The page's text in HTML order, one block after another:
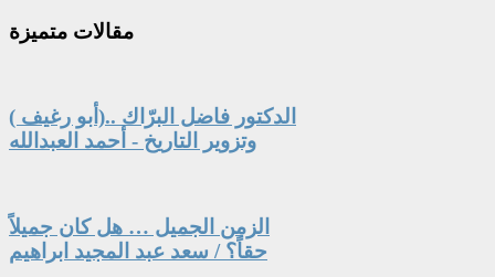
مقالات متميزة
الدكتور فاضل البرّاك ..(أبو رغيف )
وتزوير التاريخ - أحمد العبدالله
الزمن الجميل … هل كان جميلاً
حقاً؟ / سعد عبد المجيد ابراهيم